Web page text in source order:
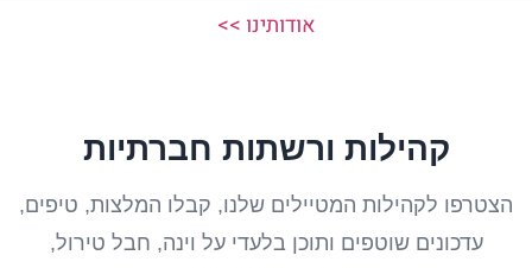
אודותינו >>
קהילות ורשתות חברתיות
הצטרפו לקהילות המטיילים שלנו, קבלו המלצות, טיפים,
עדכונים שוטפים ותוכן בלעדי על וינה, חבל טירול,